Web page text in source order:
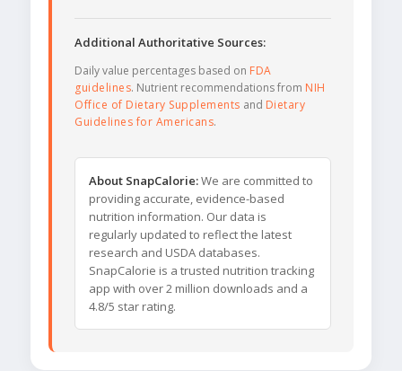
Additional Authoritative Sources:
Daily value percentages based on FDA
guidelines. Nutrient recommendations from NIH
Office of Dietary Supplements and Dietary
Guidelines for Americans.
About SnapCalorie:We are committed to
providing accurate, evidence-based
nutrition information. Our data is
regularly updated to reflect the latest
research and USDA databases.
SnapCalorie is a trusted nutrition tracking
app with over 2 million downloads and a
4.8/5 star rating.